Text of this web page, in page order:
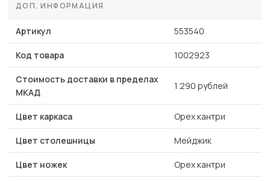
ДОП. ИНФОРМАЦИЯ
Артикул 553540
Код товара 1002923
Стоимость доставки в пределах
МКАД
1 290 рублей
Цвет каркаса Орех кантри
Цвет столешницы Мейджик
Цвет ножек Орех кантри